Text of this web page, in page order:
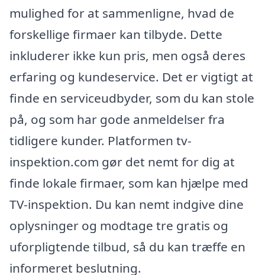
mulighed for at sammenligne, hvad de
forskellige firmaer kan tilbyde. Dette
inkluderer ikke kun pris, men også deres
erfaring og kundeservice. Det er vigtigt at
finde en serviceudbyder, som du kan stole
på, og som har gode anmeldelser fra
tidligere kunder. Platformen tv-
inspektion.com gør det nemt for dig at
finde lokale firmaer, som kan hjælpe med
TV-inspektion. Du kan nemt indgive dine
oplysninger og modtage tre gratis og
uforpligtende tilbud, så du kan træffe en
informeret beslutning.